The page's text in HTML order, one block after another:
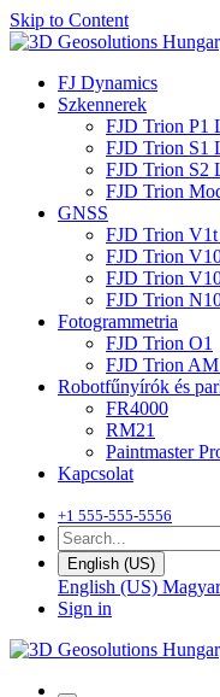
Skip to Content
FJ Dynamics
Szkennerek
FJD Trion P1
FJD Trion S1
FJD Trion S2
FJD Trion
GNSS
FJD Trion
FJD Trion
FJD Trion
FJD Trion
Fotogrammetria
FJD Trion O1
FJD Trion
Robotfűnyírók és
FR4000
RM21
Paintmaster
Kapcsolat
+1 555-555-5556
English (US)
English (US) Magyar
Sign in